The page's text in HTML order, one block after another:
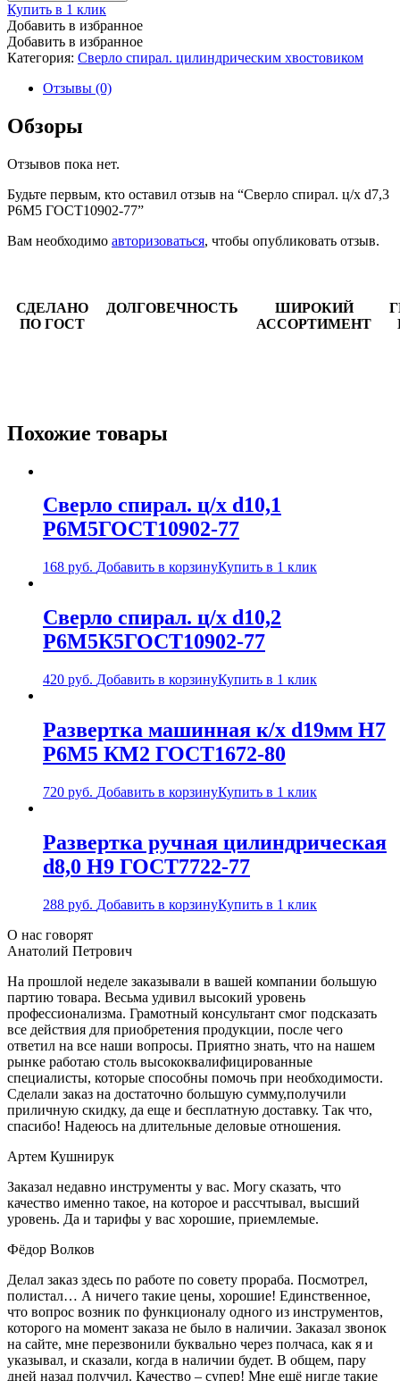
Купить в 1 клик
Добавить в избранное
Добавить в избранное
Категория: Сверло спирал. цилиндрическим хвостовиком
Отзывы (0)
Обзоры
Отзывов пока нет.
Будьте первым, кто оставил отзыв на “Сверло спирал. ц/х d7,3
Р6М5 ГОСТ10902-77”
Вам необходимо авторизоваться, чтобы опубликовать отзыв.
СДЕЛАНО
ПО ГОСТ
ДОЛГОВЕЧНОСТЬ
ШИРОКИЙ
АССОРТИМЕНТ
Похожие товары
Сверло спирал. ц/х d10,1
Р6М5ГОСТ10902-77
168 руб. Добавить в корзинуКупить в 1 клик
Сверло спирал. ц/х d10,2
Р6М5К5ГОСТ10902-77
420 руб. Добавить в корзинуКупить в 1 клик
Развертка машинная к/х d19мм Н7
Р6М5 КМ2 ГОСТ1672-80
720 руб. Добавить в корзинуКупить в 1 клик
Развертка ручная цилиндрическая
d8,0 Н9 ГОСТ7722-77
288 руб. Добавить в корзинуКупить в 1 клик
О нас говорят
Анатолий Петрович
На прошлой неделе заказывали в вашей компании большую
партию товара. Весьма удивил высокий уровень
профессионализма. Грамотный консультант смог подсказать
все действия для приобретения продукции, после чего
ответил на все наши вопросы. Приятно знать, что на нашем
рынке работаю столь высококвалифицированные
специалисты, которые способны помочь при необходимости.
Сделали заказ на достаточно большую сумму,получили
приличную скидку, да еще и бесплатную доставку. Так что,
спасибо! Надеюсь на длительные деловые отношения.
Артем Кушнирук
Заказал недавно инструменты у вас. Могу сказать, что
качество именно такое, на которое и рассчтывал, высший
уровень. Да и тарифы у вас хорошие, приемлемые.
Фёдор Волков
Делал заказ здесь по работе по совету прораба. Посмотрел,
полистал… А ничего такие цены, хорошие! Единственное,
что вопрос возник по функционалу одного из инструментов,
которого на момент заказа не было в наличии. Заказал звонок
на сайте, мне перезвонили буквально через полчаса, как я и
указывал, и сказали, когда в наличии будет. В общем, пару
дней назад получил. Качество – супер! Мне ещё нигде такие